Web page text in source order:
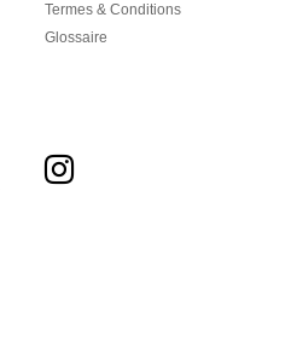
Termes & Conditions
Glossaire